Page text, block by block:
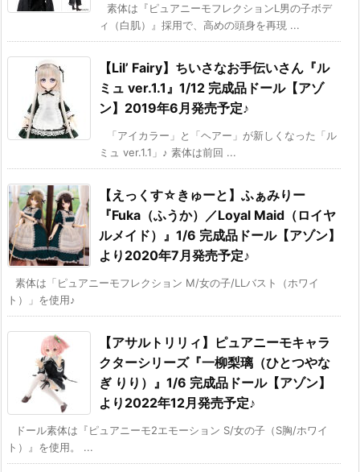
素体は『ピュアニーモフレクションL男の子ボデ
ィ（白肌）』採用で、高めの頭身を再現 ...
【Lil’ Fairy】ちいさなお手伝いさん『ル
ミュ ver.1.1』1/12 完成品ドール【アゾ
ン】2019年6月発売予定♪
「アイカラー」と「ヘアー」が新しくなった「ル
ミュ ver.1.1」♪ 素体は前回 ...
【えっくす☆きゅーと】ふぁみりー
『Fuka（ふうか）／Loyal Maid（ロイヤ
ルメイド）』1/6 完成品ドール【アゾン】
より2020年7月発売予定♪
素体は「ピュアニーモフレクション M/女の子/LLバスト（ホワイ
ト）」を使用♪
【アサルトリリィ】ピュアニーモキャラ
クターシリーズ『一柳梨璃（ひとつやな
ぎ りり）』1/6 完成品ドール【アゾン】
より2022年12月発売予定♪
ドール素体は『ピュアニーモ2エモーション S/女の子（S胸/ホワイ
ト）』を使用。 ...